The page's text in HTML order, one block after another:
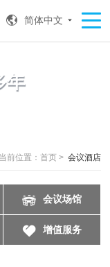
简体中文
年
当前位置：首页 > 会议酒店
会议场馆
增值服务